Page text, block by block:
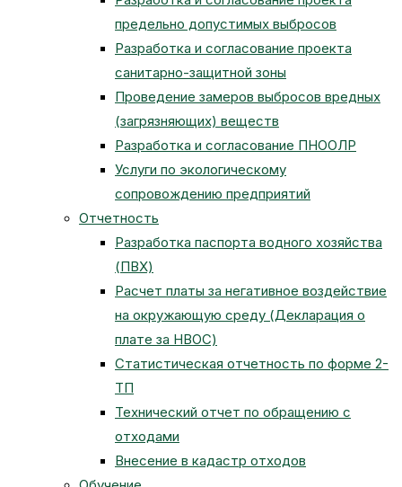
предельно допустимых выбросов
Разработка и согласование проекта
санитарно-защитной зоны
Проведение замеров выбросов вредных
(загрязняющих) веществ
Разработка и согласование ПНООЛР
Услуги по экологическому
сопровождению предприятий
Отчетность
Разработка паспорта водного хозяйства
(ПВХ)
Расчет платы за негативное воздействие
на окружающую среду (Декларация о
плате за НВОС)
Статистическая отчетность по форме 2-
ТП
Технический отчет по обращению с
отходами
Внесение в кадастр отходов